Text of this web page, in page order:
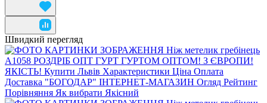
Швидкий перегляд